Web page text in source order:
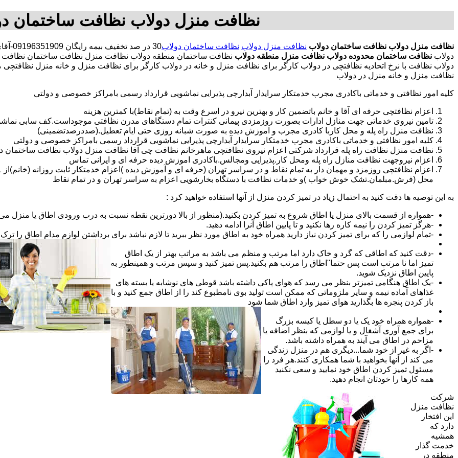
نظافت منزل دولاب نظافت ساختمان
نظافت منزل دولاب نظافت ساختمان دولاب نظافت منزل دولاب نظافت ساختمان دولاب
30
دولاب نظافت ساختمان محدوده دولاب نظافت منزل منطقه دولاب نظافت ساختمان منطقه دولاب نظافت منزل نظافت ساختمان
دولاب نظافت با نرخ اتحادیه نظافتچی در دولاب کارگر برای نظافت منزل و خانه در دولاب کارگر برای نظافت منزل و خانه منزل
نظافت منزل و خانه منزل در دولاب
کلیه امور نظافتی و خدماتی باکادری مجرب خدمتکار سرایدار آبدارچی پذیرایی نماشویی قرارداد رسمی بامراکز خصوصی و دولتی
اعزام نظافتچی حرفه ای آقا و خانم باتضمین کار و بهترین نیرو در اسرع وقت به (تمام نقاط)با کمترین هزینه
تامین نیروی خدماتی جهت منازل ادارات بصورت روزمزدی پیمانی کنترات تمام دستگاهای مدرن نظافتی موجوداست.کف سابی
نظافت منزل راه پله و محل کاربا کادری مجرب و اموزش دیده به صورت شبانه روزی حتی ایام تعطیل.(صددرصدتضمینی)
کلیه امور نظافتی و خدماتی باکادری مجرب خدمتکار سرایدار آبدارچی پذیرایی نماشویی قرارداد رسمی بامراکز خصوصی و دولتی
نظافت منزل نظافت راه پله قرارداد شرکتی اعزام نیروی نظافتچی ماهرخانم نظافت چی آقا نظافت منزل دولاب نظافت ساختمان
اعزام نیروجهت نظافت منازل راه پله ومحل کار.پذیرایی ومجالس.باکادری اموزش دیده حرفه ای و ایرانی تماس
محل (فرش.مبلمان.تشک خوش خواب )و خدمات نظافت با دستگاه بخارشویی اعزام به سراسر تهران و در تمام نقاط
به این توصیه ها دقت کنید به احتمال زیاد در تمیز کردن منزل از آنها استفاده خواهید کرد :
-همواره از قسمت بالای منزل یا اطاق شروع به تمیز کردن بکنید.(منظور از بالا دورترین نقطه نسبت به درب ورودی اطاق یا منزل
-هرگز تمیز کردن را نیمه کاره رها نکنید و تا پایین اطاق آنرا ادامه دهید.
-تمام لوازمی را که برای تمیز کردن نیاز دارید همراه خود به اطاق مورد نظر ببرید تا لازم نباشد برای برداشتن لوازم مدام اطاق را ترک
-دقت کنید که اطاقی که گرد و خاک دارد اما مرتب و منظم می باشد به مراتب بهتر از یک اطاق
تمیز اما نا مرتب است پس حتما"اطاق را مرتب هم بکنید.پس تمیز کنید و سپس مرتب و همینطور به
پایین اطاق نزدیک شوید.
-یک اطاق هنگامی تمیزتر بنظر می رسد که هوای پاکی داشته باشد قوطی های نوشابه یا بسته های
غذاهای آماده نیمه و سایر ملزوماتی که ممکن است تولید بوی نامطبوع کند را از اطاق جمع کنید و با
باز کردن پنجره ها بگذارید هوای تمیز وارد اطاق شما شود
-همواره همراه خود یک یا دو سطل یا کیسه بزرگ
برای جمع آوری آشغال و یا لوازمی که بنظر اضافه یا
مزاحم در اطاق می آیند به همراه داشته باشد.
-اگر به غیر از خود شما...دیگری هم در منزل زندگی
می کند از آنها بخواهید با شما همکاری کنند.هر فرد را
مسئول تمیز کردن اطاق خود نمایید و سعی نکنید
همه کارها را خودتان انجام دهید.
شرکت
نظافت منزل
این افتخار
دارد که
همشیه
خدمت گذار
منطقه در